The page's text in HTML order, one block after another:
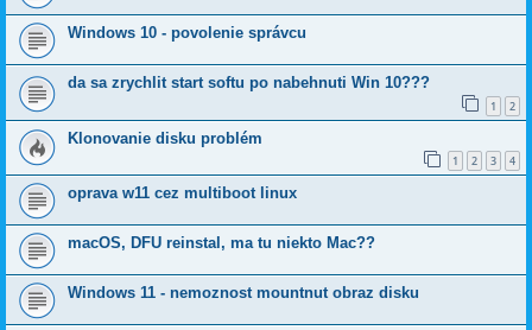
Windows 10 - povolenie správcu
da sa zrychlit start softu po nabehnuti Win 10???
1 2
Klonovanie disku problém
1 2 3 4
oprava w11 cez multiboot linux
macOS, DFU reinstal, ma tu niekto Mac??
Windows 11 - nemoznost mountnut obraz disku